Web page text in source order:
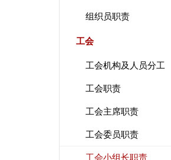
组织员职责
工会
工会机构及人员分工
工会职责
工会主席职责
工会委员职责
工会小组长职责